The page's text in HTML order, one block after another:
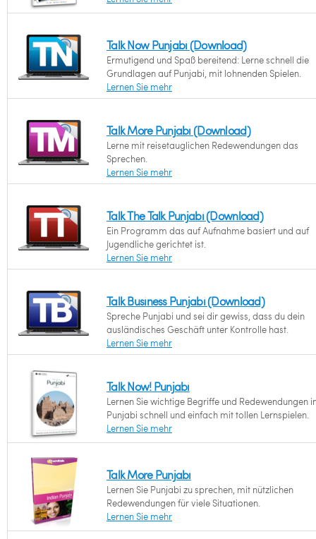
Talk Now Punjabi (Download)
Ermutigend und Spaß bereitend: Lerne schnell die
Grundlagen auf Punjabi, mit lohnenden Spielen.
Lernen Sie mehr
Talk More Punjabi (Download)
Lerne mit reisetauglichen Redewendungen das
Sprechen.
Lernen Sie mehr
Talk The Talk Punjabi (Download)
Ein Programm das auf Aufnahme basiert und auf
Jugendliche gerichtet ist.
Lernen Sie mehr
Talk Business Punjabi (Download)
Spreche Punjabi und sei dir gewiss, dass du dein
ausländisches Geschäft unter Kontrolle hast.
Lernen Sie mehr
Talk Now! Punjabi
Lernen Sie wichtige Begriffe und Redewendungen
Punjabi schnell und einfach mit tollen Lernspielen.
Lernen Sie mehr
Talk More Punjabi
Lernen Sie Punjabi zu sprechen, mit nützlichen
Redewendungen für viele Situationen.
Lernen Sie mehr